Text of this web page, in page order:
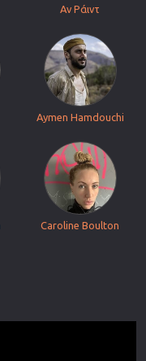
Αν Ράιντ
Aymen Hamdouchi
Caroline Boulton